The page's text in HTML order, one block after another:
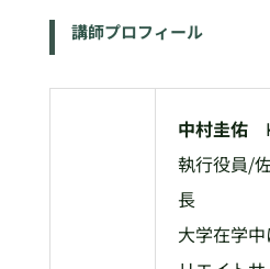
講師プロフィール
中村圭佑
執行役員/
長
大学在学